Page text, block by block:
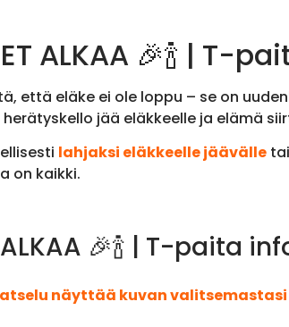
ALKAA 🎉🍾 | T-
että eläke ei ole loppu – se on
jää eläkkeelle ja elämä
lahjaksi eläkkeelle jäävälletai
on kaikki.
ALKAA 🎉🍾 | T-paita
näyttää kuvan